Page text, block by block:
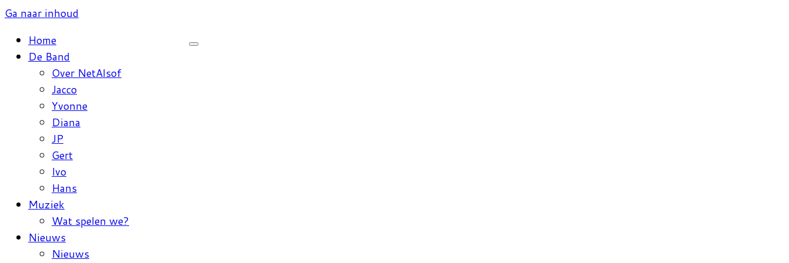
Ga naar inhoud
Home
De Band
Over NetAlsof
Jacco
Yvonne
Diana
JP
Gert
Ivo
Hans
Muziek
Wat spelen we?
Nieuws
Nieuws